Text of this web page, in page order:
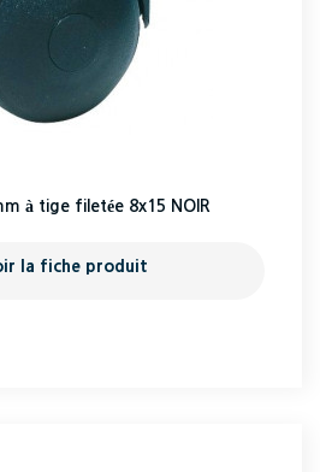
à tige filetée 8x15 NOIR
la fiche produit